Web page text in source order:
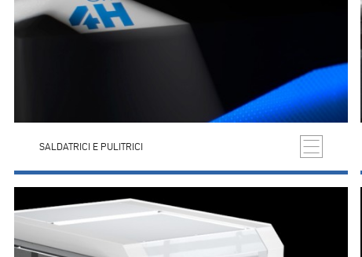
SALDATRICI E PULITRICI